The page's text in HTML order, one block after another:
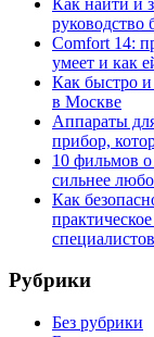
руководство
Comfort 14:
умеет и как
Как быстро и
в Москве
Аппараты
прибор,
10 фильмов
сильнее
Как
специалистов
Рубрики
Без рубрики